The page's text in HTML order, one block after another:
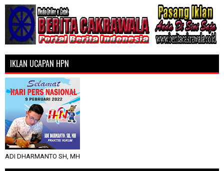
IKLAN UCAPAN HPN
ADI DHARMANTO SH, MH